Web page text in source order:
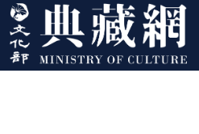
跳到主要內容
:::